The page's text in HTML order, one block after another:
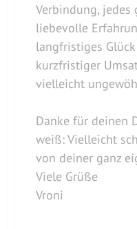
Verbindung, jedes
liebevolle
langfristiges
kurzfristiger
vielleicht
Danke für deinen
weiß: Vielleicht
von deiner ganz
Viele Grüße
Vroni